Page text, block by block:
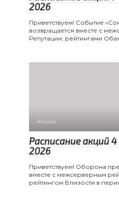
2026
Приветствуем! Событие
возвращается вместе с
Репутации, рейтингами
Акции
Расписание акций
2026
Приветствуем! Оборона
вместе с межсерверным
рейтингом Близости в